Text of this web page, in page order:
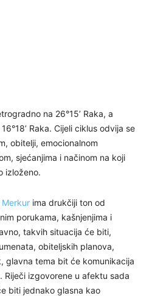
na 26°15’ Raka, a
Raka. Cijeli ciklus odvija se
obitelji, emocionalnom
sjećanjima i načinom na koji
izloženo.
ima drukčiji ton od
porukama, kašnjenjima i
takvih situacija će biti,
obiteljskih planova,
glavna tema bit će komunikacija
Riječi izgovorene u afektu sada
biti jednako glasna kao